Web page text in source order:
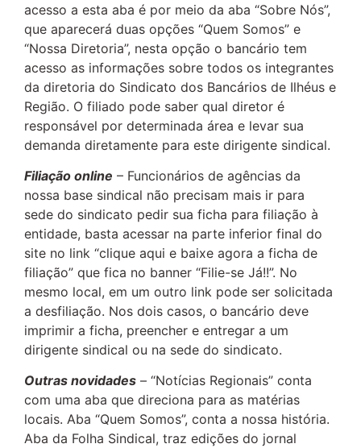
acesso a esta aba é por meio da aba “Sobre Nós”,
que aparecerá duas opções “Quem Somos” e
“Nossa Diretoria”, nesta opção o bancário tem
acesso as informações sobre todos os integrantes
da diretoria do Sindicato dos Bancários de Ilhéus e
Região. O filiado pode saber qual diretor é
responsável por determinada área e levar sua
demanda diretamente para este dirigente sindical.
Filiação online – Funcionários de agências da
nossa base sindical não precisam mais ir para
sede do sindicato pedir sua ficha para filiação à
entidade, basta acessar na parte inferior final do
site no link “clique aqui e baixe agora a ficha de
filiação” que fica no banner “Filie-se Já!!”. No
mesmo local, em um outro link pode ser solicitada
a desfiliação. Nos dois casos, o bancário deve
imprimir a ficha, preencher e entregar a um
dirigente sindical ou na sede do sindicato.
Outras novidades – “Notícias Regionais” conta
com uma aba que direciona para as matérias
locais. Aba “Quem Somos”, conta a nossa história.
Aba da Folha Sindical, traz edições do jornal